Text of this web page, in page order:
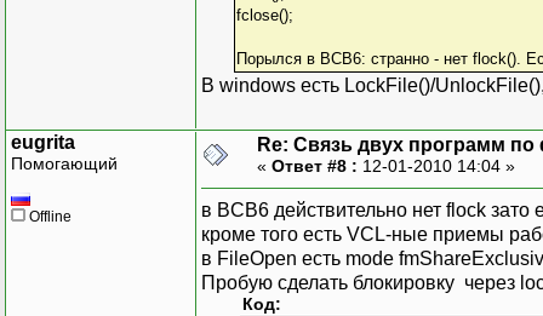
fclose();
Порылся в BCB6: странно - нет flock().
В windows есть LockFile()/
eugrita
Помогающий
Offline
Re: Связь двух программ
« Ответ #8 : 12-01-2010 14:04 »
в BCB6 действительно нет flock зато
кроме того есть VCL-ные приемы
в FileOpen есть mode
Пробую сделать блокировку через
Код: